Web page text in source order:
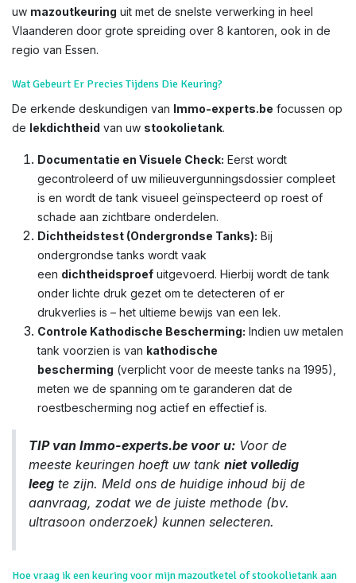
uw mazoutkeuring uit met de snelste verwerking in heel
Vlaanderen door grote spreiding over 8 kantoren, ook in de
regio van Essen.
Wat Gebeurt Er Precies Tijdens Die Keuring?
De erkende deskundigen van Immo-experts.be focussen op
de lekdichtheid van uw stookolietank.
Documentatie en Visuele Check: Eerst wordt
gecontroleerd of uw milieuvergunningsdossier compleet
is en wordt de tank visueel geïnspecteerd op roest of
schade aan zichtbare onderdelen.
Dichtheidstest (Ondergrondse Tanks): Bij
ondergrondse tanks wordt vaak
een dichtheidsproef uitgevoerd. Hierbij wordt de tank
onder lichte druk gezet om te detecteren of er
drukverlies is – het ultieme bewijs van een lek.
Controle Kathodische Bescherming: Indien uw metalen
tank voorzien is van kathodische
bescherming (verplicht voor de meeste tanks na 1995),
meten we de spanning om te garanderen dat de
roestbescherming nog actief en effectief is.
TIP van Immo-experts.be voor u: Voor de
meeste keuringen hoeft uw tank niet volledig
leeg te zijn. Meld ons de huidige inhoud bij de
aanvraag, zodat we de juiste methode (bv.
ultrasoon onderzoek) kunnen selecteren.
Hoe vraag ik een keuring voor mijn mazoutketel of stookolietank aan